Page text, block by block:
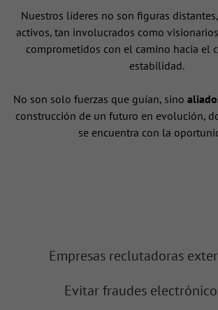
Nuestros líderes no son figuras
activos, tan involucrados como
comprometidos con el camino hacia el
estabilidad.
No son solo fuerzas que guían, sino
construcción de un futuro en evolución,
se encuentra con la
Empresas reclutadoras
Evitar fraudes